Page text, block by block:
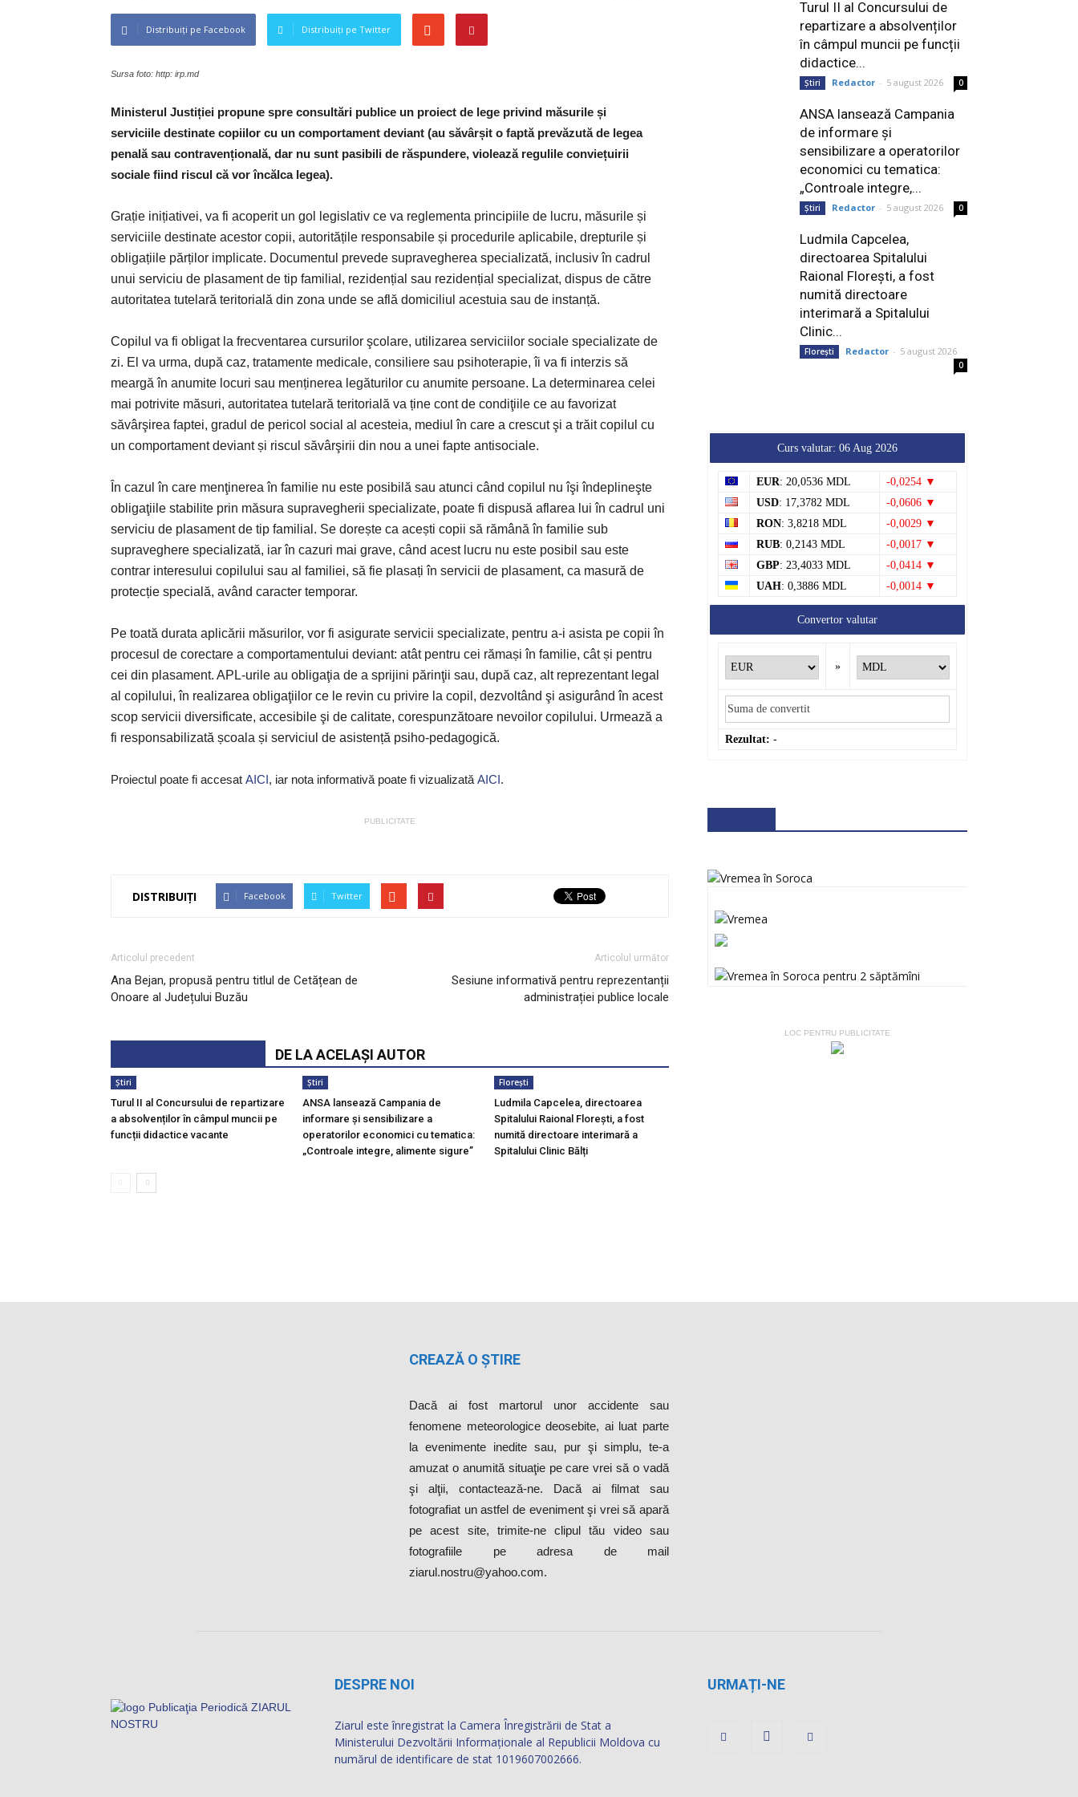
Distribuiți pe Facebook Distribuiți pe Twitter
Sursa foto: http: irp.md
Ministerul Justiției propune spre consultări publice un proiect de lege privind măsurile și
serviciile destinate copiilor cu un comportament deviant (au săvârșit o faptă prevăzută de legea
penală sau contravențională, dar nu sunt pasibili de răspundere, violează regulile conviețuirii
sociale fiind riscul că vor încălca legea).
Grație inițiativei, va fi acoperit un gol legislativ ce va reglementa principiile de lucru, măsurile și
serviciile destinate acestor copii, autoritățile responsabile și procedurile aplicabile, drepturile și
obligațiile părților implicate. Documentul prevede supravegherea specializată, inclusiv în cadrul
unui serviciu de plasament de tip familial, rezidențial sau rezidențial specializat, dispus de către
autoritatea tutelară teritorială din zona unde se află domiciliul acestuia sau de instanță.
Copilul va fi obligat la frecventarea cursurilor şcolare, utilizarea serviciilor sociale specializate de
zi. El va urma, după caz, tratamente medicale, consiliere sau psihoterapie, îi va fi interzis să
meargă în anumite locuri sau menținerea legăturilor cu anumite persoane. La determinarea celei
mai potrivite măsuri, autoritatea tutelară teritorială va ține cont de condiţiile ce au favorizat
săvârşirea faptei, gradul de pericol social al acesteia, mediul în care a crescut şi a trăit copilul cu
un comportament deviant și riscul săvârşirii din nou a unei fapte antisociale.
În cazul în care menţinerea în familie nu este posibilă sau atunci când copilul nu îşi îndeplineşte
obligaţiile stabilite prin măsura supravegherii specializate, poate fi dispusă aflarea lui în cadrul uni
serviciu de plasament de tip familial. Se dorește ca acești copii să rămână în familie sub
supraveghere specializată, iar în cazuri mai grave, când acest lucru nu este posibil sau este
contrar interesului copilului sau al familiei, să fie plasați în servicii de plasament, ca masură de
protecție specială, având caracter temporar.
Pe toată durata aplicării măsurilor, vor fi asigurate servicii specializate, pentru a-i asista pe copii în
procesul de corectare a comportamentului deviant: atât pentru cei rămași în familie, cât și pentru
cei din plasament. APL-urile au obligaţia de a sprijini părinţii sau, după caz, alt reprezentant legal
al copilului, în realizarea obligaţiilor ce le revin cu privire la copil, dezvoltând şi asigurând în acest
scop servicii diversificate, accesibile şi de calitate, corespunzătoare nevoilor copilului. Urmează a
fi responsabilizată școala și serviciul de asistență psiho-pedagogică.
Proiectul poate fi accesat AICI, iar nota informativă poate fi vizualizată AICI.
PUBLICITATE
DISTRIBUIȚI Facebook Twitter
Articolul precedent
Ana Bejan, propusă pentru titlul de Cetățean de
Onoare al Județului Buzău
Articolul următor
Sesiune informativă pentru reprezentanții
administrației publice locale
DE LA ACELAȘI AUTOR
Știri
Turul II al Concursului de repartizare
a absolvenților în câmpul muncii pe
funcții didactice vacante
Știri
ANSA lansează Campania de
informare și sensibilizare a
operatorilor economici cu tematica:
„Controale integre, alimente sigure”
Florești
Ludmila Capcelea, directoarea
Spitalului Raional Florești, a fost
numită directoare interimară a
Spitalului Clinic Bălți
Turul II al Concursului de
repartizare a absolvenților
în câmpul muncii pe funcții
didactice...
Știri Redactor - 5 august 2026 0
ANSA lansează Campania
de informare și
sensibilizare a operatorilor
economici cu tematica:
„Controale integre,...
Știri Redactor - 5 august 2026 0
Ludmila Capcelea,
directoarea Spitalului
Raional Florești, a fost
numită directoare
interimară a Spitalului
Clinic...
Florești Redactor - 5 august 2026
0
Curs valutar: 06 Aug 2026
EUR: 20,0536 MDL
-0,0254 ▼
USD: 17,3782 MDL
-0,0606 ▼
RON: 3,8218 MDL
-0,0029 ▼
RUB: 0,2143 MDL
-0,0017 ▼
GBP: 23,4033 MDL
-0,0414 ▼
UAH: 0,3886 MDL -0,0014 ▼
Convertor valutar
»
Rezultat: -
LOC PENTRU PUBLICITATE
CREAZĂ O ȘTIRE
Dacă ai fost martorul unor accidente sau
fenomene meteorologice deosebite, ai luat parte
la evenimente inedite sau, pur şi simplu, te-a
amuzat o anumită situaţie pe care vrei să o vadă
şi alţii, contactează-ne. Dacă ai filmat sau
fotografiat un astfel de eveniment şi vrei să apară
pe acest site, trimite-ne clipul tău video sau
fotografiile pe adresa de mail
ziarul.nostru@yahoo.com.
DESPRE NOI
Ziarul este înregistrat la Camera Înregistrării de Stat a
Ministerului Dezvoltării Informaţionale al Republicii Moldova cu
numărul de identificare de stat 1019607002666.
URMAȚI-NE